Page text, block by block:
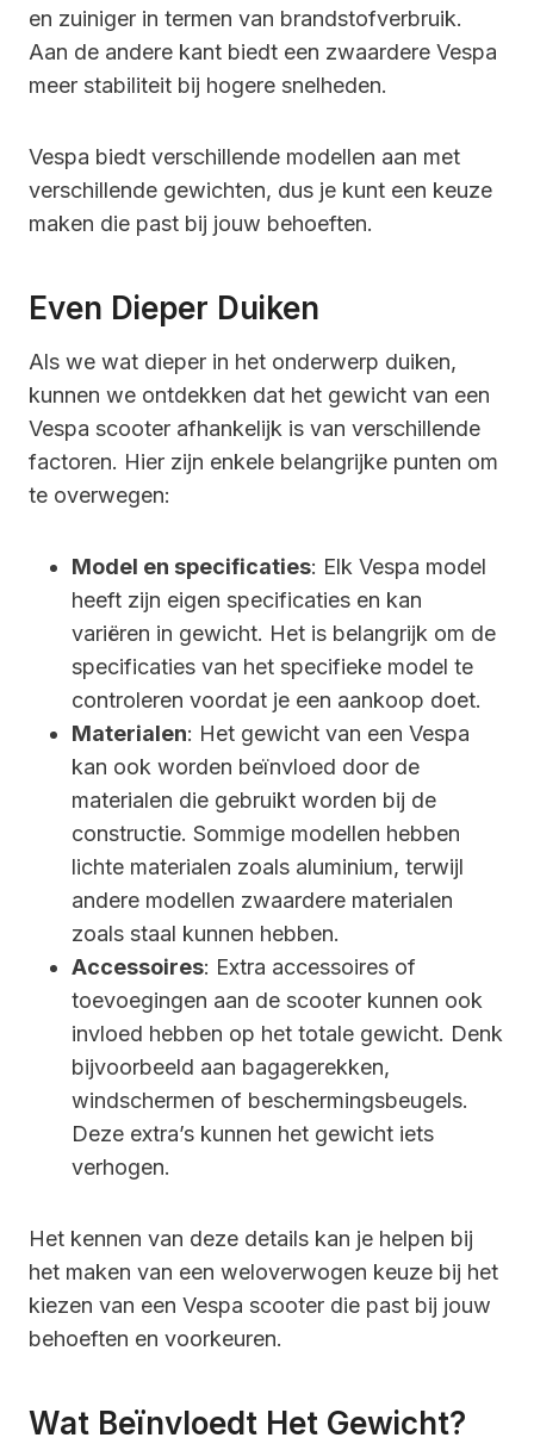
en zuiniger in termen van brandstofverbruik.
Aan de andere kant biedt een zwaardere Vespa
meer stabiliteit bij hogere snelheden.
Vespa biedt verschillende modellen aan met
verschillende gewichten, dus je kunt een keuze
maken die past bij jouw behoeften.
Even Dieper Duiken
Als we wat dieper in het onderwerp duiken,
kunnen we ontdekken dat het gewicht van een
Vespa scooter afhankelijk is van verschillende
factoren. Hier zijn enkele belangrijke punten om
te overwegen:
Model en specificaties: Elk Vespa model
heeft zijn eigen specificaties en kan
variëren in gewicht. Het is belangrijk om de
specificaties van het specifieke model te
controleren voordat je een aankoop doet.
Materialen: Het gewicht van een Vespa
kan ook worden beïnvloed door de
materialen die gebruikt worden bij de
constructie. Sommige modellen hebben
lichte materialen zoals aluminium, terwijl
andere modellen zwaardere materialen
zoals staal kunnen hebben.
Accessoires: Extra accessoires of
toevoegingen aan de scooter kunnen ook
invloed hebben op het totale gewicht. Denk
bijvoorbeeld aan bagagerekken,
windschermen of beschermingsbeugels.
Deze extra’s kunnen het gewicht iets
verhogen.
Het kennen van deze details kan je helpen bij
het maken van een weloverwogen keuze bij het
kiezen van een Vespa scooter die past bij jouw
behoeften en voorkeuren.
Wat Beïnvloedt Het Gewicht?